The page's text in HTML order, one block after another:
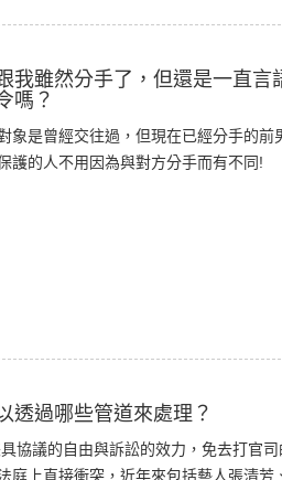
我雖然分手了，但還是一直言
嗎？
象是曾經交往過，但現在已經分手的前
護的人不用因為與對方分手而有不同!
透過哪些管道來處理？
協議的自由與訴訟的效力，免去打官司
庭上直接衝突，近年來包括藝人張清芳